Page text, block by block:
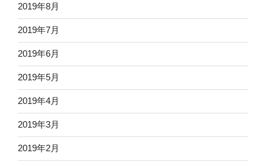
2019年8月
2019年7月
2019年6月
2019年5月
2019年4月
2019年3月
2019年2月